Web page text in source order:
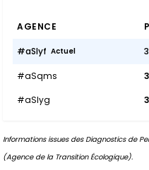
AGENCE
#aSIyf Actuel
#aSqms
#aSIyg
Informations issues des Diagnostics de
(Agence de la Transition Écologique).